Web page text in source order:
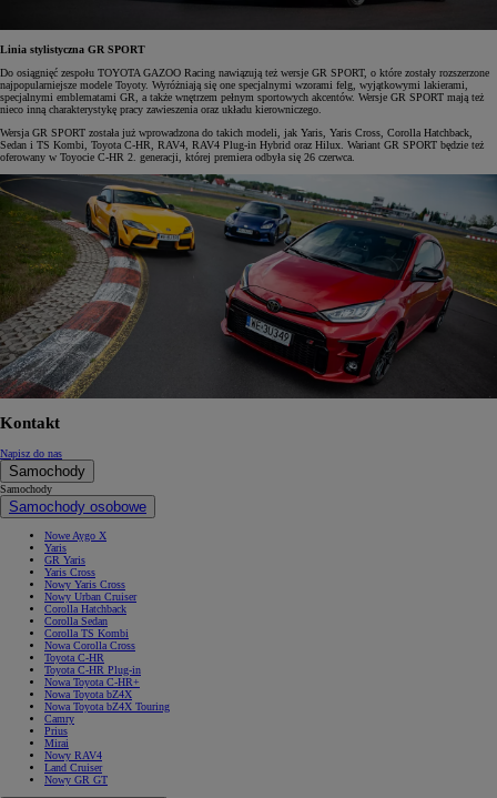
Linia stylistyczna GR SPORT
Do osiągnięć zespołu TOYOTA GAZOO Racing nawiązują też wersje GR SPORT, o które zostały rozszerzone
najpopularniejsze modele Toyoty. Wyróżniają się one specjalnymi wzorami felg, wyjątkowymi lakierami,
specjalnymi emblematami GR, a także wnętrzem pełnym sportowych akcentów. Wersje GR SPORT mają też
nieco inną charakterystykę pracy zawieszenia oraz układu kierowniczego.
Wersja GR SPORT została już wprowadzona do takich modeli, jak Yaris, Yaris Cross, Corolla Hatchback,
Sedan i TS Kombi, Toyota C-HR, RAV4, RAV4 Plug-in Hybrid oraz Hilux. Wariant GR SPORT będzie też
oferowany w Toyocie C-HR 2. generacji, której premiera odbyła się 26 czerwca.
Kontakt
Napisz do nas
Samochody
Samochody
Samochody osobowe
Nowe Aygo X
Yaris
GR Yaris
Yaris Cross
Nowy Yaris Cross
Nowy Urban Cruiser
Corolla Hatchback
Corolla Sedan
Corolla TS Kombi
Nowa Corolla Cross
Toyota C-HR
Toyota C-HR Plug-in
Nowa Toyota C-HR+
Nowa Toyota bZ4X
Nowa Toyota bZ4X Touring
Camry
Prius
Mirai
Nowy RAV4
Land Cruiser
Nowy GR GT